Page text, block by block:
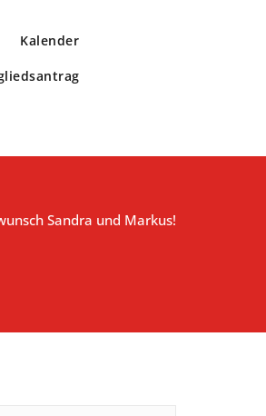
Kalender
Sandra und Markus!